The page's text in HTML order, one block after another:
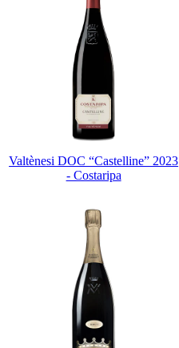
Valtènesi DOC “Castelline” 2023
- Costaripa